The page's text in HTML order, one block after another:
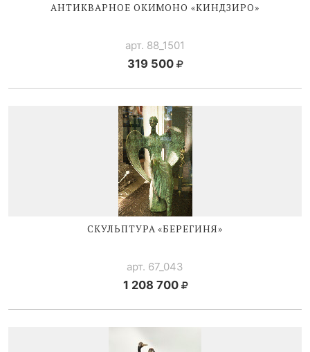
АНТИКВАРНОЕ ОКИМОНО «КИНДЗИРО»
арт. 88_1501
319 500
СКУЛЬПТУРА «БЕРЕГИНЯ»
арт. 67_043
1 208 700